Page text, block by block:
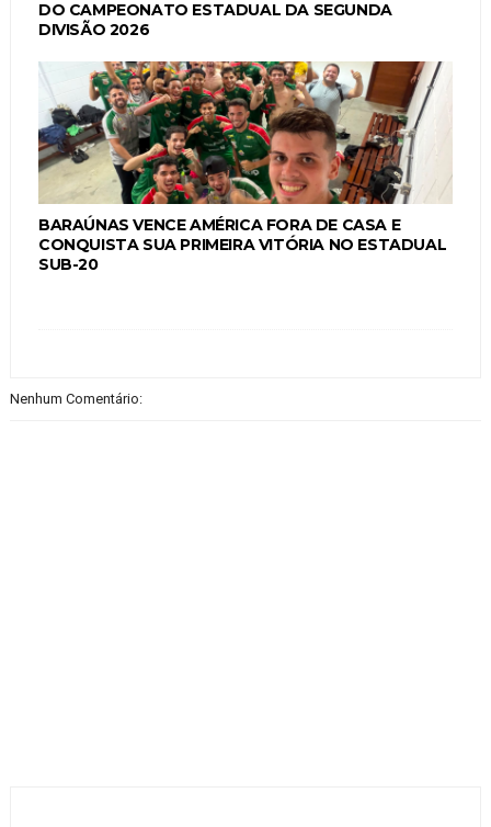
DO CAMPEONATO ESTADUAL DA SEGUNDA
DIVISÃO 2026
BARAÚNAS VENCE AMÉRICA FORA DE CASA E
CONQUISTA SUA PRIMEIRA VITÓRIA NO ESTADUAL
SUB-20
Nenhum Comentário: